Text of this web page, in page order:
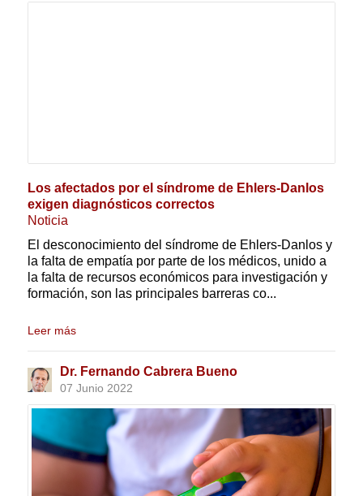
Los afectados por el síndrome de Ehlers-Danlos
exigen diagnósticos correctos
Noticia
El desconocimiento del síndrome de Ehlers-Danlos y
la falta de empatía por parte de los médicos, unido a
la falta de recursos económicos para investigación y
formación, son las principales barreras co...
Leer más
Dr. Fernando Cabrera Bueno
07 Junio 2022